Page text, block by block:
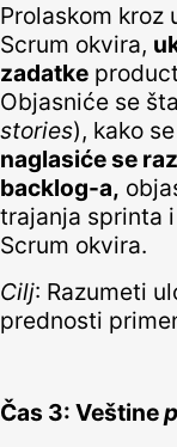
Prolaskom kroz
Scrum okvira,
zadatke
Objasniće se
stories), kako
naglasiće se
backlog-a,
trajanja sprinta
Scrum okvira.
Cilj: Razumeti
prednosti
Čas 3: Veštine